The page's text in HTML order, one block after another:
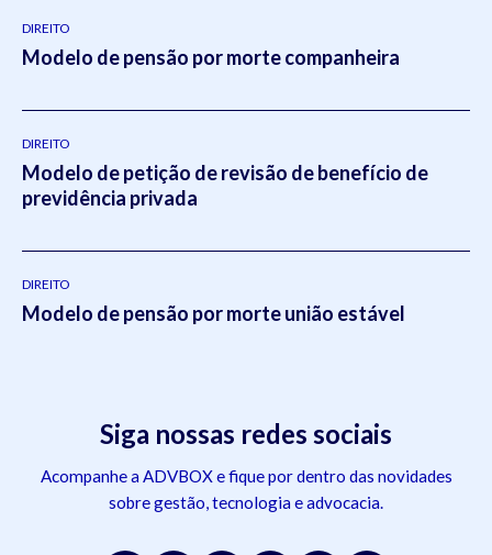
DIREITO
Modelo de pensão por morte companheira
DIREITO
Modelo de petição de revisão de benefício de
previdência privada
DIREITO
Modelo de pensão por morte união estável
Siga nossas redes sociais
Acompanhe a ADVBOX e fique por dentro das novidades
sobre gestão, tecnologia e advocacia.